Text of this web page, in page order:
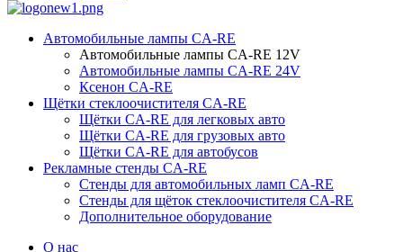
Автомобильные лампы CA-RE
Автомобильные лампы CA-RE 12V
Автомобильные лампы CA-RE 24V
Ксенон CA-RE
Щётки стеклоочистителя CA-RE
Щётки CA-RE для легковых авто
Щётки CA-RE для грузовых авто
Щётки CA-RE для автобусов
Рекламные стенды CA-RE
Стенды для автомобильных ламп CA-RE
Стенды для щёток стеклоочистителя CA-RE
Дополнительное оборудование
О нас